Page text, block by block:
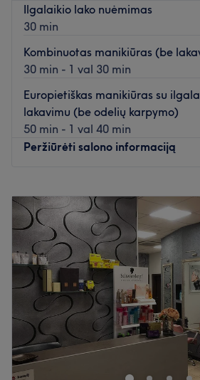
Ilgalaikio lako nuėmimas
30 min
Kombinuotas manikiūras (be
30 min - 1 val 30 min
Europietiškas manikiūras su
lakavimu (be odelių karpymo)
50 min - 1 val 40 min
Peržiūrėti salono informaciją
Antradienis
Trečiadienis
Ketvirtadienis
Penktadienis
Šeštadienis
Sekmadienis
Skirkite dėmesio savo nagams salone
„Outlet Park“, kuris yra įsikūręs
pedikiūras ir ilgalaikis nagų
puikaus nagų salono siūlomų